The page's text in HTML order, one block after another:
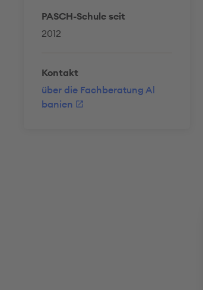
PASCH-Schule seit
2012
Kontakt
über die Fachberatung Al
banien